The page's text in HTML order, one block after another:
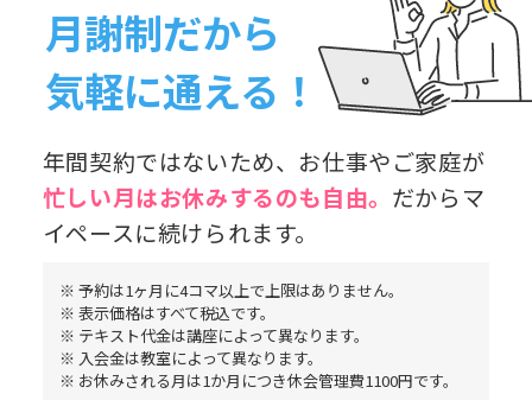
月謝制だから
気軽に通える！
年間契約ではないため、お仕事やご家庭が
忙しい月はお休みするのも自由。 だからマ
イペースに続けられます。
※ 予約は1ヶ月に4コマ以上で上限はありません。
※ 表示価格はすべて税込です。
※ テキスト代金は講座によって異なります。
※ 入会金は教室によって異なります。
※ お休みされる月は1か月につき休会管理費1100円です。